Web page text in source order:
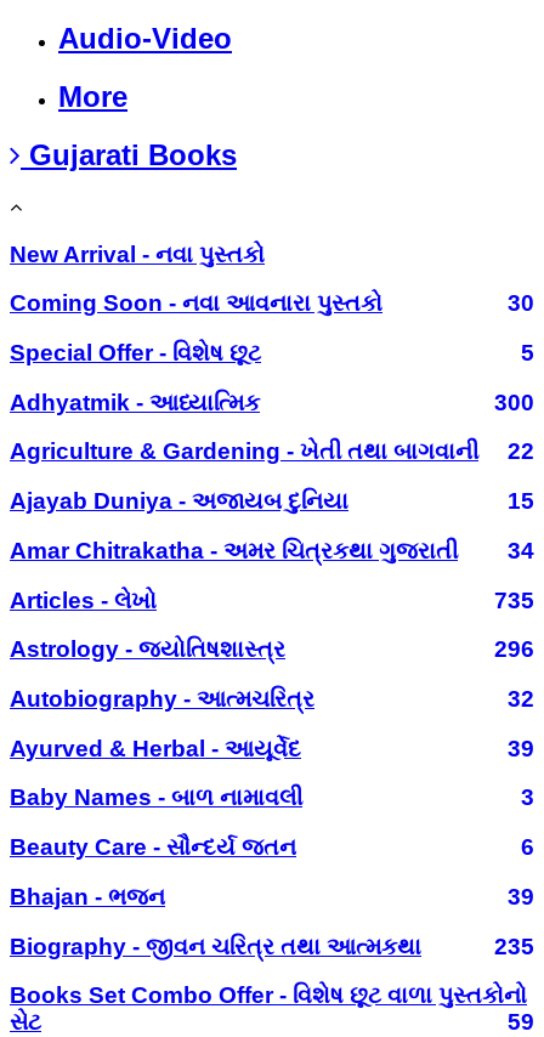
Audio-Video
More
Gujarati Books
New Arrival - નવા પુસ્તકો
Coming Soon - નવા આવનારા પુસ્તકો
30
Special Offer - વિશેષ છૂટ
5
Adhyatmik - આધ્યાત્મિક
300
Agriculture & Gardening - ખેતી તથા બાગવાની
22
Ajayab Duniya - અજાયબ દુનિયા
15
Amar Chitrakatha - અમર ચિત્રકથા ગુજરાતી
34
Articles - લેખો
735
Astrology - જ્યોતિષશાસ્ત્ર
296
Autobiography - આત્મચરિત્ર
32
Ayurved & Herbal - આયૂર્વેદ
39
Baby Names - બાળ નામાવલી
3
Beauty Care - સૌન્દર્ય જતન
6
Bhajan - ભજન
39
Biography - જીવન ચરિત્ર તથા આત્મકથા
235
Books Set Combo Offer - વિશેષ છૂટ વાળા પુસ્તકોનો
સેટ
59